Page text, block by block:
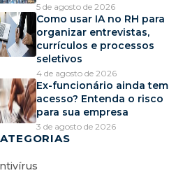
5 de agosto de 2026
Como usar IA no RH para
organizar entrevistas,
currículos e processos
seletivos
4 de agosto de 2026
Ex-funcionário ainda tem
acesso? Entenda o risco
para sua empresa
3 de agosto de 2026